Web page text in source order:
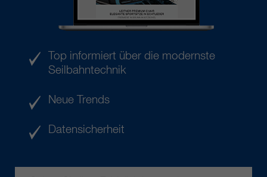
Top informiert über die modernste
Seilbahntechnik
Neue Trends
Datensicherheit